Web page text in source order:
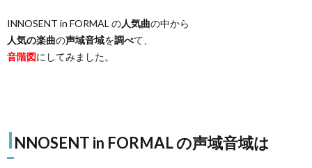
INNOSENT in FORMAL の人気曲の中から
人気の楽曲の声域音域を調べて、
音階図にしてみました。
INNOSENT in FORMAL の声域音域は